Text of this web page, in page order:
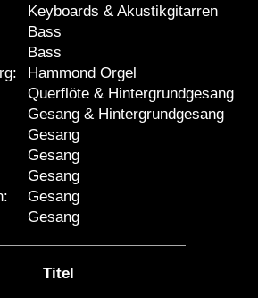
Keyboards & Akustikgitarren
Bass
Bass
Hammond Orgel
Querflöte & Hintergrundgesang
Gesang & Hintergrundgesang
Gesang
Gesang
Gesang
Gesang
Gesang
Titel